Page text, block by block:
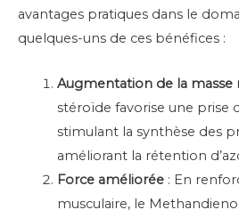
avantages pratiques dans le
quelques-uns de ces bénéfices :
Augmentation de la masse
stéroïde favorise une prise
stimulant la synthèse des
améliorant la rétention
Force améliorée: En
musculaire, le